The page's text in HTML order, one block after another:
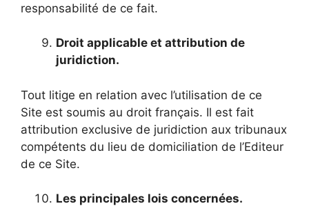
responsabilité de ce fait.
Droit applicable et attribution de
juridiction.
Tout litige en relation avec l’utilisation de ce
Site est soumis au droit français. Il est fait
attribution exclusive de juridiction aux tribunaux
compétents du lieu de domiciliation de l’Editeur
de ce Site.
Les principales lois concernées.